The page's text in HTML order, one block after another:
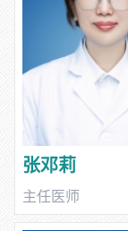
张邓莉
主任医师